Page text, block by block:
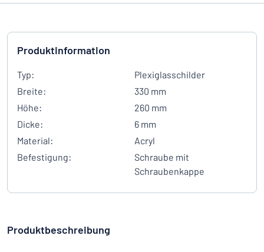
Produktinformation
Typ:
Plexiglasschilder
Breite:
330 mm
Höhe:
260 mm
Dicke:
6 mm
Material:
Acryl
Befestigung:
Schraube mit
Schraubenkappe
Produktbeschreibung